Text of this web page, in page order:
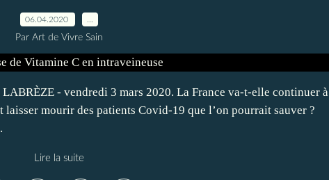
06.04.2020
Par Art de Vivre Sain
- vendredi 3 mars 2020. La France va-t-elle continuer à
mourir des patients Covid-19 que l’on pourrait sauver ?
Lire la suite